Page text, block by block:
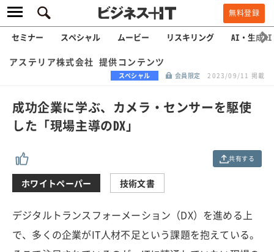
無料登録
セミナー スペシャル ムービー リスキリング AI・生成AI
アステリア株式会社 提供コンテンツ
スペシャル 会員限定 2023/09/11 掲載
成功企業に学ぶ、カメラ・センサーを駆使
した「現場主導のDX」
共有する
ホワイトペーパー 技術文書
デジタルトランスフォーメーション（DX）を進める上
で、多くの企業がIT人材不足という課題を抱えている。